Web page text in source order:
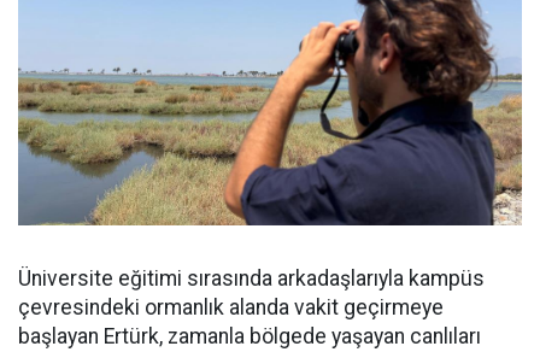
Üniversite eğitimi sırasında arkadaşlarıyla kampüs
çevresindeki ormanlık alanda vakit geçirmeye
başlayan Ertürk, zamanla bölgede yaşayan canlıları